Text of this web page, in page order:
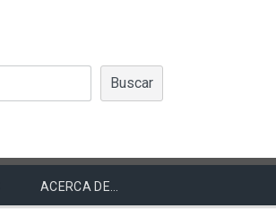
Buscar
ACERCA DE…